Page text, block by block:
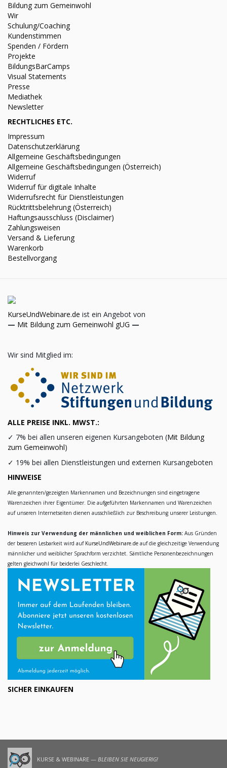
Bildung zum Gemeinwohl
Wir
Schulung/Coaching
Kundenstimmen
Spenden / Fördern
Projekte
BildungsBarCamps
Visual Statements
Presse
Mediathek
Newsletter
RECHTLICHES ETC.
Impressum
Datenschutzerklärung
Allgemeine Geschäftsbedingungen
Allgemeine Geschäftsbedingungen (Österreich)
Widerruf
Widerruf für digitale Inhalte
Widerrufsrecht für Dienstleistungen
Rücktrittsbelehrung (Österreich)
Haftungsausschluss (Disclaimer)
Zahlungsweisen
Versand & Lieferung
Warenkorb
Bestellvorgang
KurseUndWebinare.de ist ein Angebot von
— Mit Bildung zum Gemeinwohl gUG —
Wir sind Mitglied im:
ALLE PREISE INKL. MWST.:
✓ 7% bei allen unseren eigenen Kursangeboten (Mit Bildung
zum Gemeinwohl)
✓ 19% bei allen Dienstleistungen und externen Kursangeboten
HINWEISE
Alle genannten/gezeigten Markennamen und Bezeichnungen sind eingetragene
Warenzeichen ihrer Eigentümer. Die aufgeführten Markennamen und Warenzeichen
auf unseren Internetseiten dienen ausschließlich zur Beschreibung unserer Leistungen.
Hinweis zur Verwendung der männlichen und weiblichen Form: Aus Gründen
der besseren Lesbarkeit wird auf KurseUndWebinare.de auf die gleichzeitige Verwendung
männlicher und weiblicher Sprachform verzichtet. Sämtliche Personenbezeichnungen
gelten gleichwohl für beiderlei Geschlecht.
SICHER EINKAUFEN
KURSE & WEBINARE — BLEIBEN SIE NEUGIERIG!